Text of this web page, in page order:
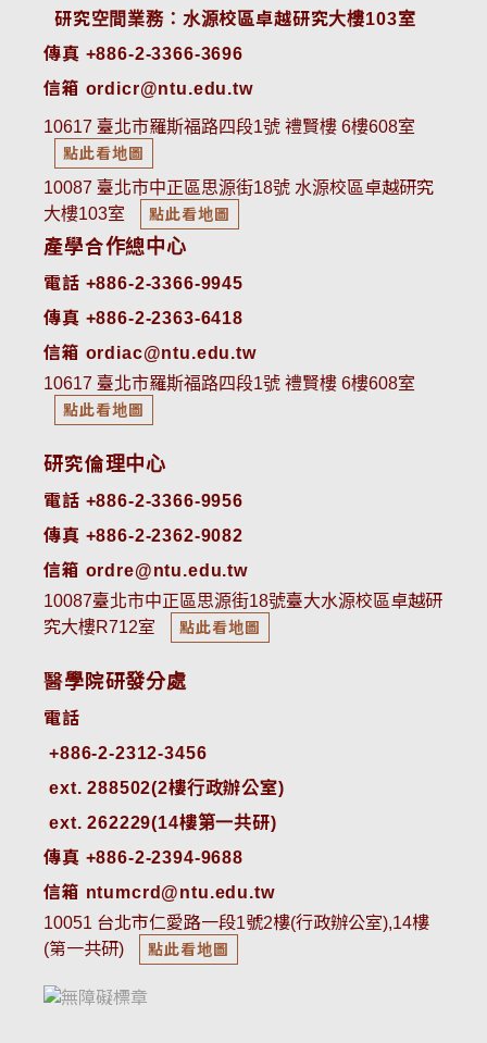
研究空間業務：水源校區卓越研究大樓103室
傳真 +886-2-3366-3696
信箱 ordicr@ntu.edu.tw
10617 臺北市羅斯福路四段1號 禮賢樓 6樓608室
點此看地圖
10087 臺北市中正區思源街18號 水源校區卓越研究
大樓103室
點此看地圖
產學合作總中心
電話 +886-2-3366-9945
傳真 +886-2-2363-6418
信箱 ordiac@ntu.edu.tw
10617 臺北市羅斯福路四段1號 禮賢樓 6樓608室
點此看地圖
研究倫理中心
電話 +886-2-3366-9956
傳真 +886-2-2362-9082
信箱 ordre@ntu.edu.tw
10087臺北市中正區思源街18號臺大水源校區卓越研
究大樓R712室
點此看地圖
醫學院研發分處
電話
ext. 288502(2樓行政辦公室)
ext. 262229(14樓第一共研)
傳真 +886-2-2394-9688
信箱 ntumcrd@ntu.edu.tw
10051 台北市仁愛路一段1號2樓(行政辦公室),14樓
(第一共研)
點此看地圖